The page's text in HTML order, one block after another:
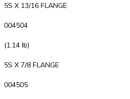
5S X 13/16 FLANGE
004504
(1.14 lb)
5S X 7/8 FLANGE
004505